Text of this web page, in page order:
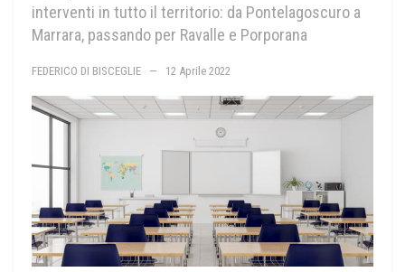
interventi in tutto il territorio: da Pontelagoscuro a
Marrara, passando per Ravalle e Porporana
FEDERICO DI BISCEGLIE 12 Aprile 2022